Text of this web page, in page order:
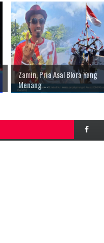
Zamin, Pria Asal Blora Yang
Menang ...